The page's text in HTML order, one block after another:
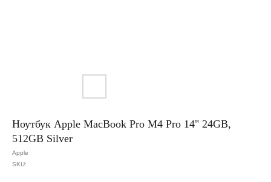
Ноутбук Apple MacBook Pro M4 Pro 14" 24GB,
512GB Silver
Apple
SKU: